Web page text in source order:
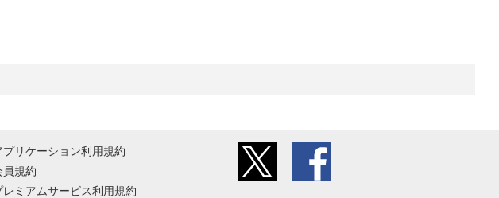
プリケーション利用規約
員規約
レミアムサービス利用規約